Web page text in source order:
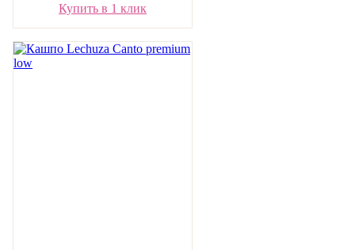
Купить в 1 клик